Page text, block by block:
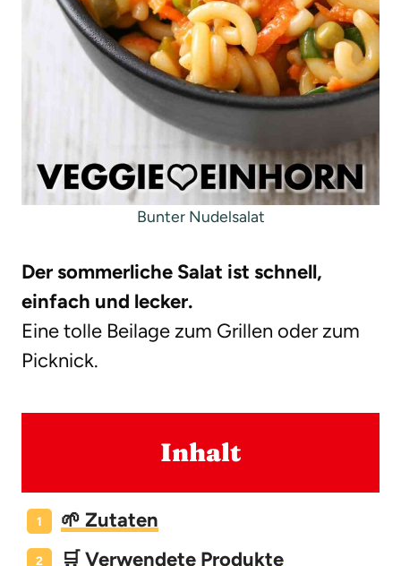
Bunter Nudelsalat
Der sommerliche Salat ist schnell,
einfach und lecker.
Eine tolle Beilage zum Grillen oder zum
Picknick.
Inhalt
🌱 Zutaten
🛒 Verwendete Produkte